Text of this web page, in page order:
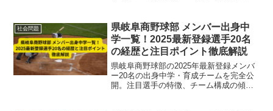
化” と呼ばれています。本記事では、危険
薬物として乱...
社会問題
県岐阜商野球部 メンバー出身中
学一覧！2025最新登録選手20名
の経歴と注目ポイント徹底解説
県岐阜商野球部の2025年最新登録メンバ
ー20名の出身中学・育成チームを完全公
開。注目選手の特徴、チーム構成の傾